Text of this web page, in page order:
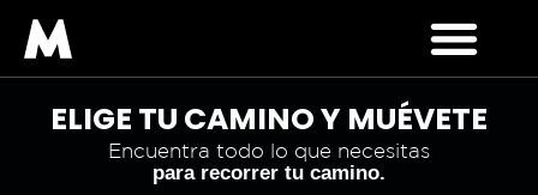
ELIGE TU CAMINO Y MUÉVETE
Encuentra todo lo que necesitas
para recorrer tu camino.